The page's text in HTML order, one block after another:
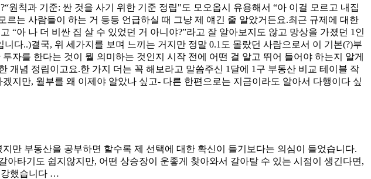
칙과 기준: 싼 것을 사기 위한 기준 정립"도 모오옵시 유용해서 “아 이걸 모르고 내집
는 사람들이 하는 거 등등 언급하실 때 그냥 제 얘긴 줄 알았거든요.최근 규제에 대한
아 나 더 비싼 집 살 수 있었던 거 아니야?”라고 잘 알아보지도 않고 망상을 가졌던 1인
다..)결국, 위 세가지를 보며 느끼는 거지만 정말 0.1도 몰랐던 사람으로서 이 기본(?)부
자를 한다는 것이 뭘 의미하는 것인지 시작 전에 어떤 걸 알고 뛰어 들어야 하는지 알게
념 정립이고요.한 가지 더는 꼭 해보라고 말씀주신 1달에 1구 부동산 비교 테이블 작
지만, 월부를 왜 이제야 알았나 싶고- 다른 한편으로는 지금이라도 알아서 다행이다 싶
만 부동산을 공부하면 할수록 제 선택에 대한 확신이 들기보다는 의심이 들었습니다.
타기도 쉽지않지만, 어떤 상승장이 운좋게 찾아와서 갈아탈 수 있는 시점이 생긴다면,
했습니다